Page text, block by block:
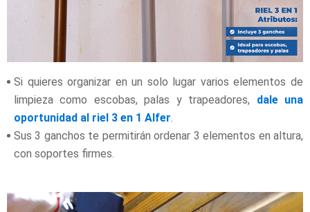
Si quieres organizar en un solo lugar varios elementos de
limpieza como escobas, palas y trapeadores, dale una
oportunidad al riel 3 en 1 Alfer.
Sus 3 ganchos te permitirán ordenar 3 elementos en altura,
con soportes firmes.